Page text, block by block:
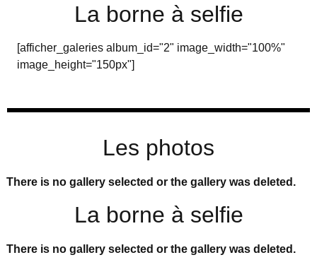
La borne à selfie
[afficher_galeries album_id="2" image_width="100%"
image_height="150px"]
Les photos
There is no gallery selected or the gallery was deleted.
La borne à selfie
There is no gallery selected or the gallery was deleted.